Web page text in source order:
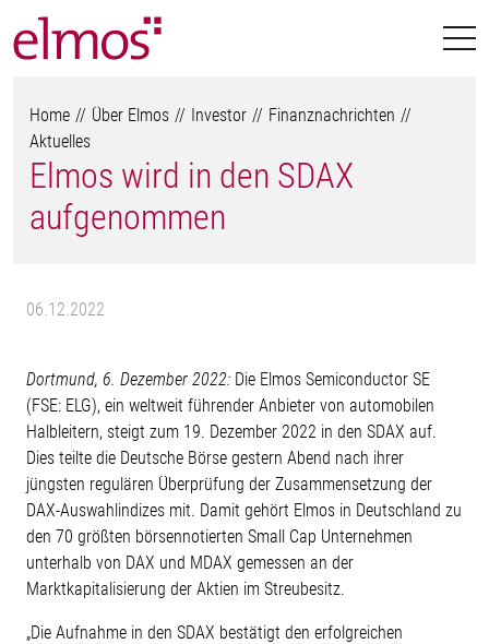
Home Über Elmos Investor
Finanznachrichten
Aktuelles
Elmos wird in den SDAX
aufgenommen
06.12.2022
Dortmund, 6. Dezember 2022: Die Elmos Semiconductor SE
(FSE: ELG), ein weltweit führender Anbieter von automobilen
Halbleitern, steigt zum 19. Dezember 2022 in den SDAX auf.
Dies teilte die Deutsche Börse gestern Abend nach ihrer
jüngsten regulären Überprüfung der Zusammensetzung der
DAX-Auswahlindizes mit. Damit gehört Elmos in Deutschland zu
den 70 größten börsennotierten Small Cap Unternehmen
unterhalb von DAX und MDAX gemessen an der
Marktkapitalisierung der Aktien im Streubesitz.
„Die Aufnahme in den SDAX bestätigt den erfolgreichen